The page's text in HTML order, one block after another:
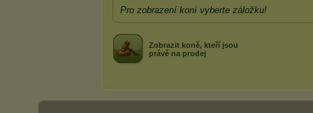
Pro zobrazení koní vyberte záložku!
Zobrazit koně, kteří jsou
právě na prodej